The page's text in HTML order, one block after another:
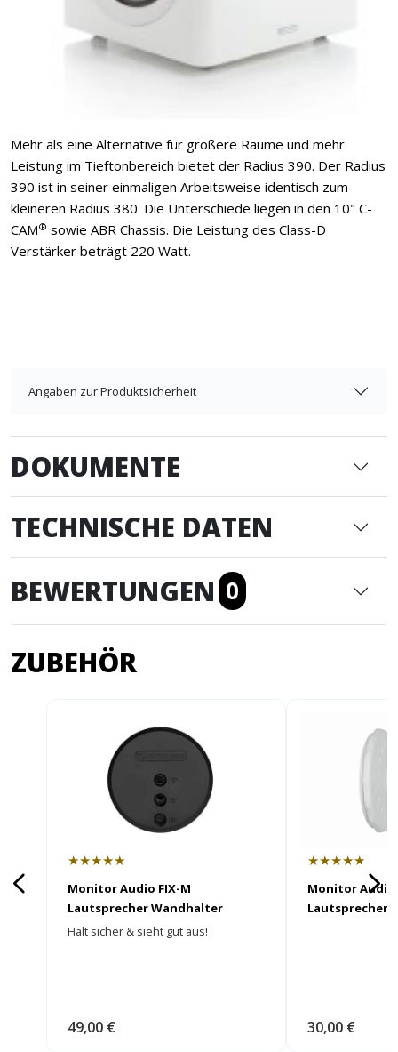
Mehr als eine Alternative für größere Räume und mehr
Leistung im Tieftonbereich bietet der Radius 390. Der Radius
390 ist in seiner einmaligen Arbeitsweise identisch zum
kleineren Radius 380. Die Unterschiede liegen in den 10" C-
CAM® sowie ABR Chassis. Die Leistung des Class-D
Verstärker beträgt 220 Watt.
Angaben zur Produktsicherheit
DOKUMENTE
TECHNISCHE DATEN
BEWERTUNGEN 0
ZUBEHÖR
★★★★★
Monitor Audio FIX-M
Lautsprecher Wandhalter
Hält sicher & sieht gut aus!
49,00 €
★★★★★
Monitor Audio
Lautsprecher
30,00 €